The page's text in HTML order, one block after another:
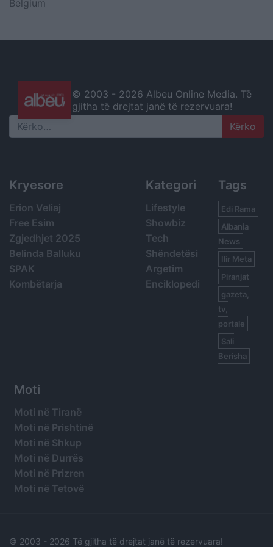
Belgium
© 2003 - 2026 Albeu Online Media. Të
gjitha të drejtat janë të rezervuara!
Search
Kryesore
Erion Veliaj
Free Esim
Zgjedhjet 2025
Belinda Balluku
SPAK
Kombëtarja
Kategori
Lifestyle
Showbiz
Tech
Shëndetësi
Argetim
Enciklopedi
Tags
Edi Rama
Albania
News
Ilir Meta
Piranjat
gazeta,
tv,
portale
Sali
Berisha
Moti
Moti në Tiranë
Moti në Prishtinë
Moti në Shkup
Moti në Durrës
Moti në Prizren
Moti në Tetovë
© 2003 - 2026 Të gjitha të drejtat janë të rezervuara!